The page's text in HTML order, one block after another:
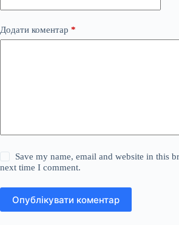
Додати коментар *
Save my name, email and website in this
next time I comment.
Опублікувати коментар